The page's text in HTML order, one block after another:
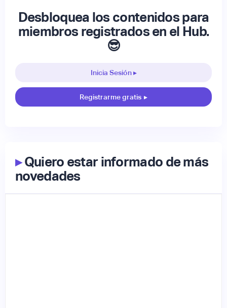
Desbloquea los contenidos para
miembros registrados en el Hub.
😎
Inicia Sesión ▸
Registrarme gratis ▸
▸Quiero estar informado de más
novedades